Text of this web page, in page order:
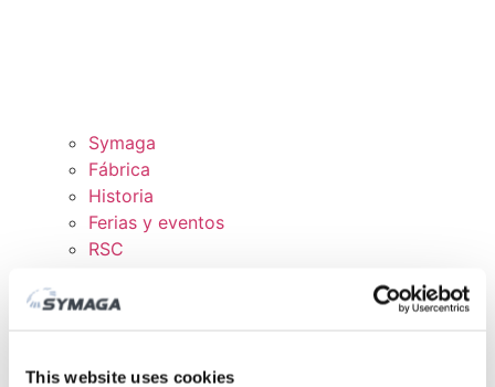
This website uses cookies
Symaga
Fábrica
Historia
Ferias y eventos
RSC
Certificados y políticas